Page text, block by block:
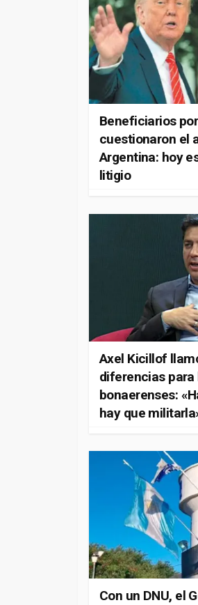
Beneficiarios
cuestionaron el
Argentina: hoy
litigio
Axel Kicillof
diferencias
bonaerenses:
hay que
Con un DNU, el